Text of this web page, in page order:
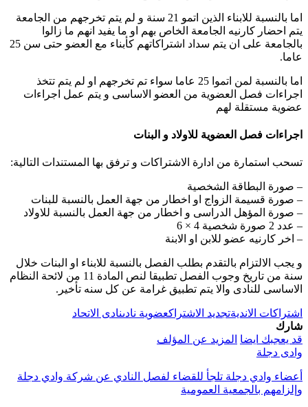
اما بالنسبة للابناء الذين اتمو 21 سنة و لم يتم تخرجهم من الجامعة
يتم احضار كارنيه الجامعة الخاص بهم او ما يفيد انهم ما زالوا
بالجامعة على ان يتم سداد اشتراكاتهم كأبناء مع العضو حتى سن 25
عاما.
اما بالنسبة لمن اتموا 25 عاما سواء تم تخرجهم او لم يتم تتخذ
اجراءات فصل العضوية من العضو الاساسى و يتم عمل اجراءات
عضوية مستقلة لهم
اجراءات فصل العضوية للاولاد و البنات
تسحب استمارة من ادارة الاشتراكات و ترفق بها المستندات التالية:
– صورة البطاقة الشخصية
– صورة قسيمة الزواج او اخطار من جهة العمل بالنسبة للبنات
– صورة المؤهل الدراسى و اخطار من جهة العمل بالنسبة للاولاد
– عدد 2 صورة شخصية 4 × 6
– اخر كارنيه عضو للابن او الابنة
و يجب الالتزام بالتقدم بطلب الفصل بالنسبة للابناء او البنات خلال
سنة من تاريخ وجوب الفصل تطبيقا لنص المادة 11 من لائحة النظام
الاساسى للنادى والا يتم تطبيق غرامة عن كل سنه تأخير.
اشتراكات الانديةتجديد الاشتراكعضوية نادىنادى الاتحاد
شارك
قد يعجبك ايضا المزيد عن المؤلف
وادى دجلة
أعضاء وادي دجلة تلجأ للقضاء لفصل النادي عن شركة وادي دجلة
وإلزامهم بالجمعية العمومية